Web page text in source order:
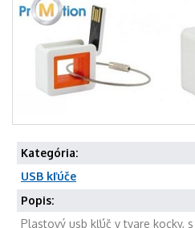
Kategória:
USB kľúče
Popis:
Plastový usb kľúč v tvare kocky,